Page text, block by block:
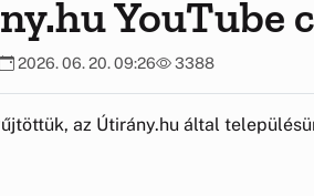
YouTube
2026. 06. 20. 09:26 3388
az Útirány.hu által